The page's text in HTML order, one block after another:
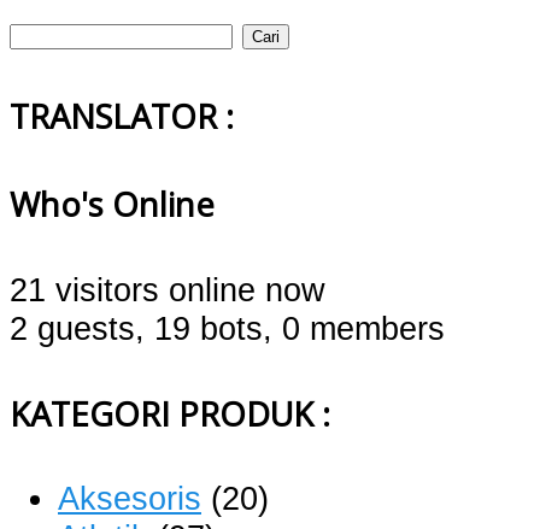
Cari
TRANSLATOR :
Who's Online
21 visitors online now
2 guests, 19 bots, 0 members
KATEGORI PRODUK :
Aksesoris (20)